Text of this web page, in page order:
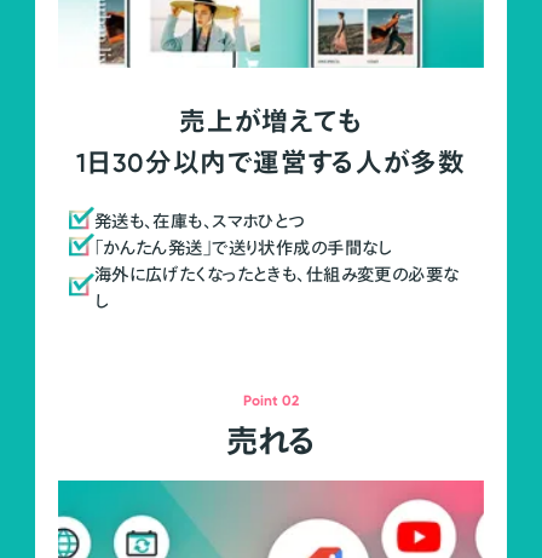
売上が増えても
1日30分以内で運営する人が多数
発送も、在庫も、スマホひとつ
「かんたん発送」で送り状作成の手間なし
海外に広げたくなったときも、仕組み変更の必要な
し
Point 02
売れる